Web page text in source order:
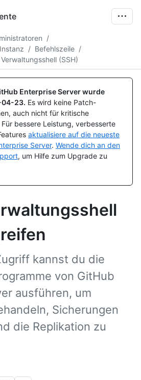
/
/ Befehlszeile /
(SSH)
Enterprise Server wurde
04-23. Es wird keine Patch-
auch nicht für kritische
bessere Leistung, verbesserte
aktualisiere auf die neueste
Server. Wende dich an den
, um Hilfe zum Upgrade zu
kannst du die
von GitHub
ausführen, um
Sicherungen
die Replikation zu